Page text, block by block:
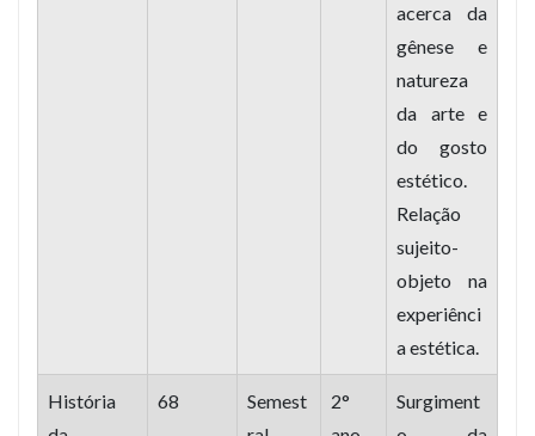
acerca da
gênese e
natureza
da arte e
do gosto
estético.
Relação
sujeito-
objeto na
experiênci
a estética.
História
68
Semest
2°
Surgiment